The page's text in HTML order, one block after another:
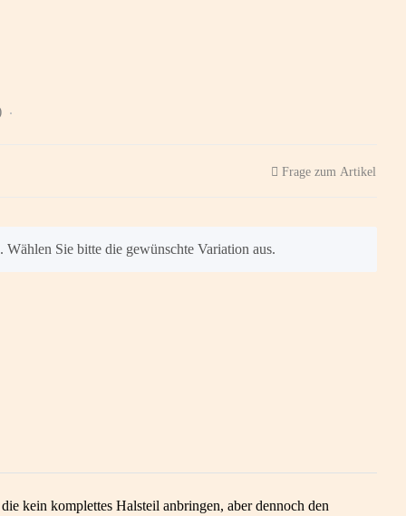
Frage zum Artikel
Sie bitte die gewünschte Variation aus.
kein komplettes Halsteil anbringen, aber dennoch den